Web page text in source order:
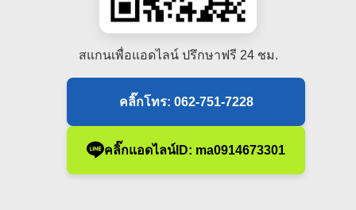
สแกนเพื่อแอดไลน์ ปรึกษาฟรี 24 ชม.
คลิ๊กโทร: 062-751-7228
คลิ๊กแอดไลน์ID: ma0914673301